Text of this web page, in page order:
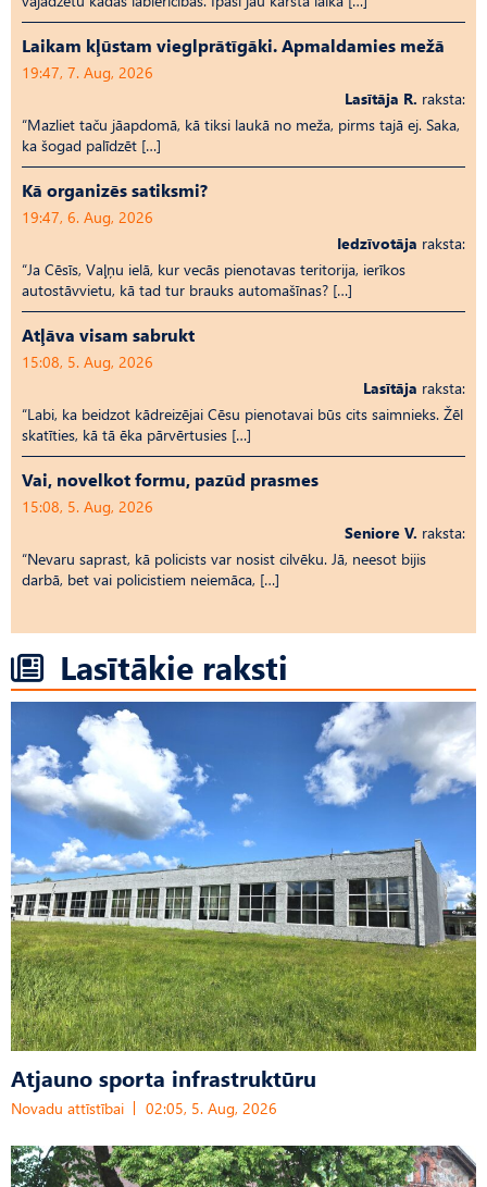
Laikam kļūstam vieglprātīgāki. Apmaldamies mežā
19:47, 7. Aug, 2026
Lasītāja R. raksta:
“Mazliet taču jāapdomā, kā tiksi laukā no meža, pirms tajā ej. Saka,
ka šogad palīdzēt […]
Kā organizēs satiksmi?
19:47, 6. Aug, 2026
Iedzīvotāja raksta:
“Ja Cēsīs, Vaļņu ielā, kur vecās pienotavas teritorija, ierīkos
autostāvvietu, kā tad tur brauks automašīnas? […]
Atļāva visam sabrukt
15:08, 5. Aug, 2026
Lasītāja raksta:
“Labi, ka beidzot kādreizējai Cēsu pienotavai būs cits saimnieks. Žēl
skatīties, kā tā ēka pārvērtusies […]
Vai, novelkot formu, pazūd prasmes
15:08, 5. Aug, 2026
Seniore V. raksta:
“Nevaru saprast, kā policists var nosist cilvēku. Jā, neesot bijis
darbā, bet vai policistiem neiemāca, […]
Lasītākie raksti
Atjauno sporta infrastruktūru
Novadu attīstībai 02:05, 5. Aug, 2026